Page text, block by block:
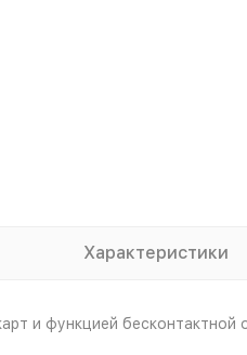
Характеристики
и функцией бесконтактной